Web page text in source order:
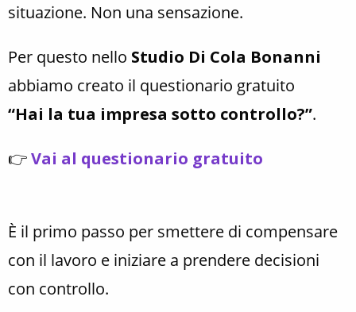
situazione. Non una sensazione.
Per questo nello Studio Di Cola Bonanni
abbiamo creato il questionario gratuito
“Hai la tua impresa sotto controllo?”.
👉Vai al questionario gratuito
È il primo passo per smettere di compensare
con il lavoro e iniziare a prendere decisioni
con controllo.